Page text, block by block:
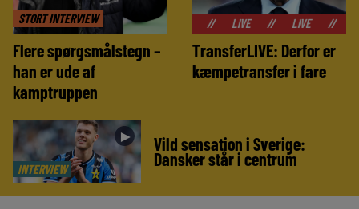
STORT INTERVIEW
Flere spørgsmålstegn –
han er ude af
kamptruppen
// LIVE LIVE
TransferLIVE: Derfor er
kæmpetransfer i fare
INTERVIEW
► Vild sensation i Sverige:
Dansker står i centrum